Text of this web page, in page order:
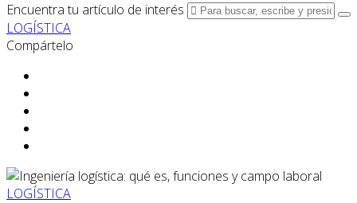
Encuentra tu artículo de interés
LOGÍSTICA
Compártelo
LOGÍSTICA